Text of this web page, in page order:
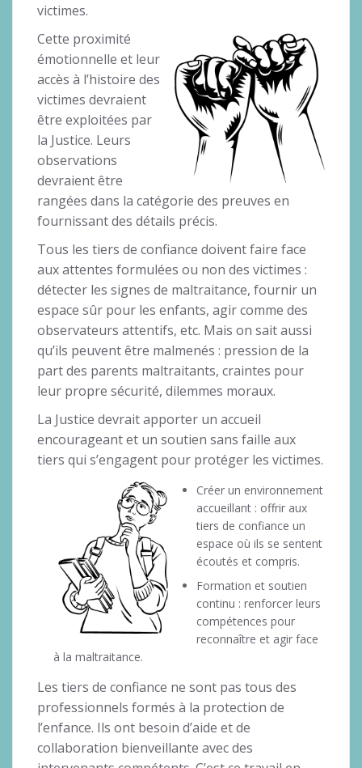
victimes.
Cette proximité
émotionnelle et leur
accès à l’histoire des
victimes devraient
être exploitées par
la Justice. Leurs
observations
devraient être
rangées dans la catégorie des preuves en
fournissant des détails précis.
Tous les tiers de confiance doivent faire face
aux attentes formulées ou non des victimes :
détecter les signes de maltraitance, fournir un
espace sûr pour les enfants, agir comme des
observateurs attentifs, etc. Mais on sait aussi
qu’ils peuvent être malmenés : pression de la
part des parents maltraitants, craintes pour
leur propre sécurité, dilemmes moraux.
La Justice devrait apporter un accueil
encourageant et un soutien sans faille aux
tiers qui s’engagent pour protéger les victimes.
Créer un environnement
accueillant : offrir aux
tiers de confiance un
espace où ils se sentent
écoutés et compris.
Formation et soutien
continu : renforcer leurs
compétences pour
reconnaître et agir face
à la maltraitance.
Les tiers de confiance ne sont pas tous des
professionnels formés à la protection de
l’enfance. Ils ont besoin d’aide et de
collaboration bienveillante avec des